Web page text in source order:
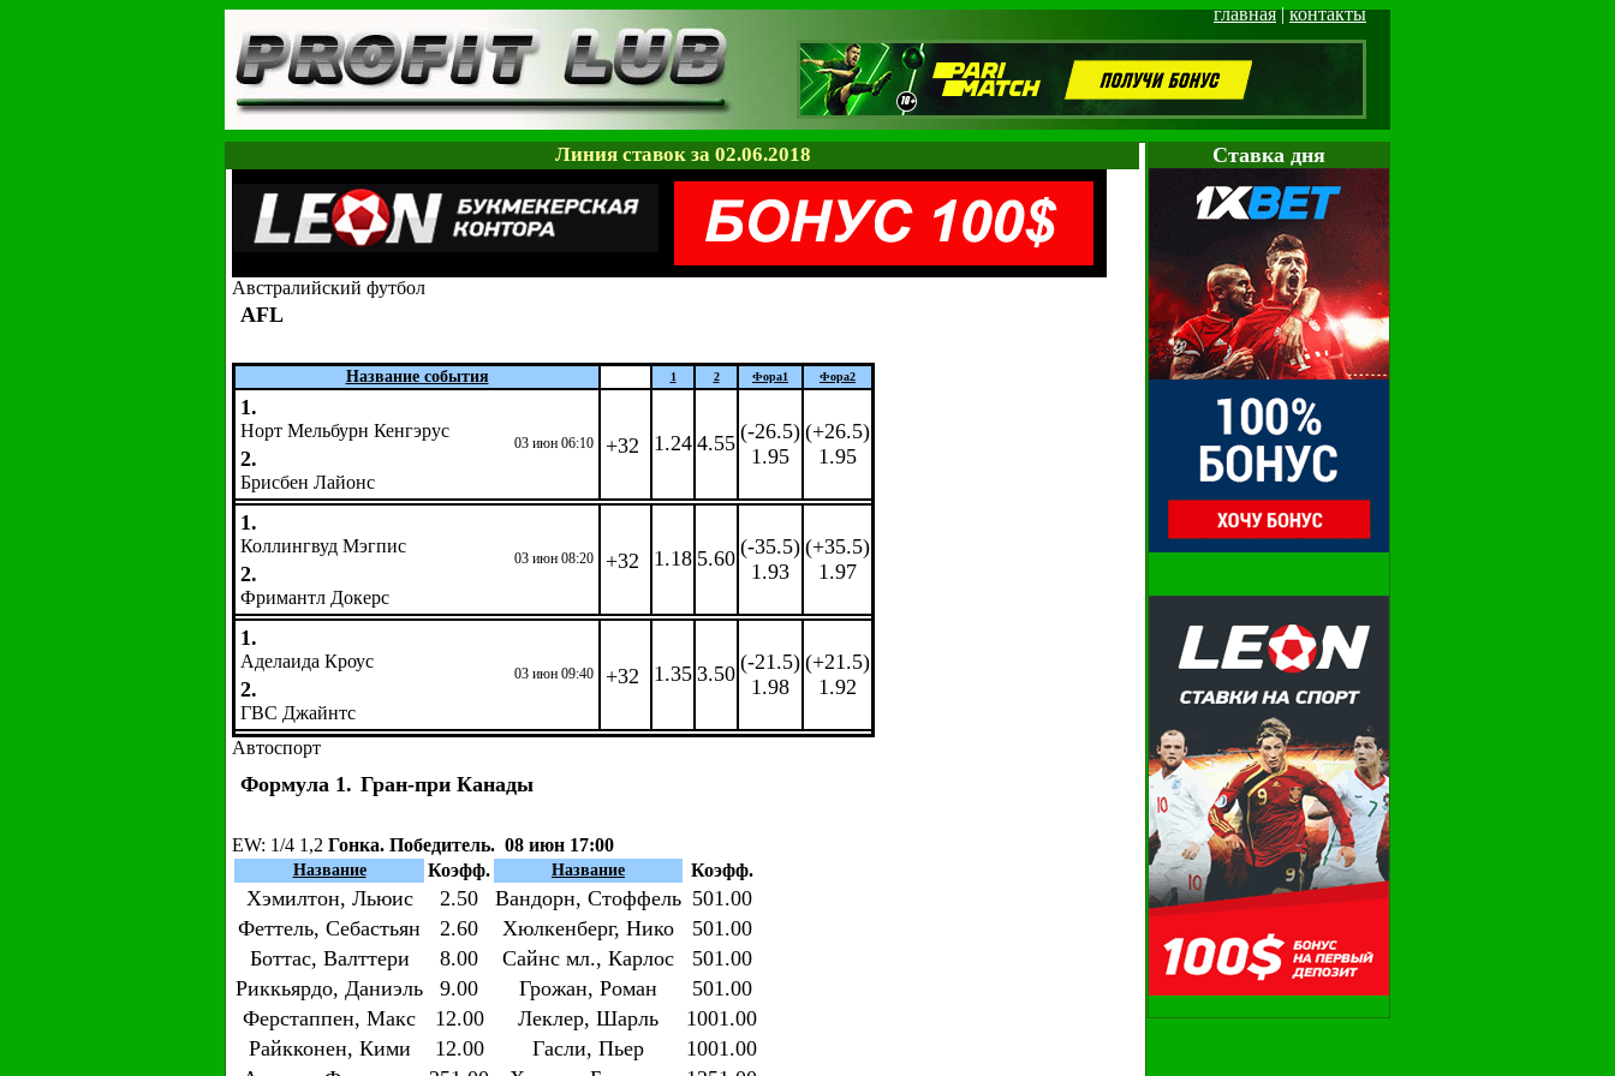
главная|контакты
Cтавка дня
Линия ставок за 02.06.2018
Австралийский футбол
AFL
Название события 1 2 Фора1 Фора2
1.
Норт Мельбурн Кенгэрус
03 июн 06:10
2.
Брисбен Лайонс
+32 1.24 4.55 (-26.5)
1.95
(+26.5)
1.95
1.
Коллингвуд Мэгпис
03 июн 08:20
2.
Фримантл Докерс
+32 1.18 5.60 (-35.5)
1.93
(+35.5)
1.97
1.
Аделаида Кроус
03 июн 09:40
2.
ГВС Джайнтс
+32 1.35 3.50 (-21.5)
1.98
(+21.5)
1.92
Автоспорт
Формула 1. Гран-при Канады
EW: 1/4 1,2 Гонка. Победитель. 08 июн 17:00
Название Коэфф. Название Коэфф.
Хэмилтон, Льюис 2.50 Вандорн, Стоффель 501.00
Феттель, Себастьян
2.60 Хюлкенберг, Нико
501.00
Боттас, Валттери
8.00 Сайнс мл., Карлос
501.00
Риккьярдо, Даниэль
9.00 Грожан, Роман
501.00
Ферстаппен, Макс
12.00 Леклер, Шарль
1001.00
Райкконен, Кими
12.00 Гасли, Пьер
1001.00